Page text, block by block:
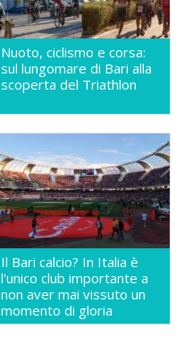
Nuoto, ciclismo e corsa:
sul lungomare di Bari alla
scoperta del Triathlon
Il Bari calcio? In Italia è
l'unico club importante a
non aver mai vissuto un
momento di gloria